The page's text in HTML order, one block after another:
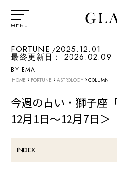
MENU
FORTUNE 2025.12.01
最終更新日： 2026.02.09
BY EMA
HOME › FORTUNE › ASTROLOGY › COLUMN
今週の占い・獅子座
12月1日～12月7日＞
INDEX